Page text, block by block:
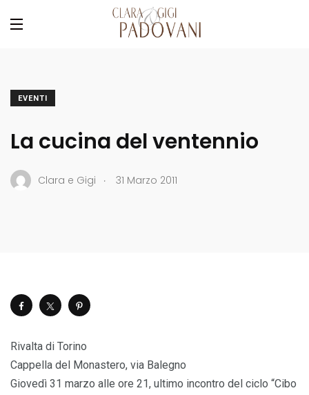
EVENTI
La cucina del ventennio
Clara e Gigi . 31 Marzo 2011
Rivalta di Torino
Cappella del Monastero, via Balegno
Giovedì 31 marzo alle ore 21, ultimo incontro del ciclo “Cibo